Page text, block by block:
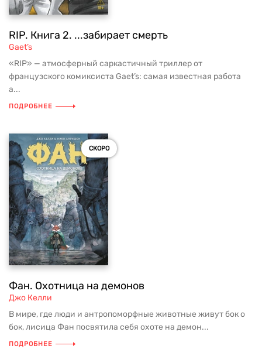
RIP. Книга 2. ...забирает смерть
Gaet’s
«RIP» — атмосферный саркастичный триллер от
французского комиксиста Gaet’s: самая известная работа
а...
ПОДРОБНЕЕ
СКОРО
Фан. Охотница на демонов
Джо Келли
В мире, где люди и антропоморфные животные живут бок о
бок, лисица Фан посвятила себя охоте на демон...
ПОДРОБНЕЕ